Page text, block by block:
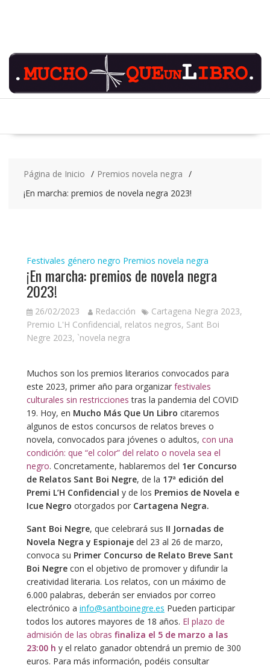
Página de Inicio
Premios novela negra
¡En marcha: premios de novela negra 2023!
Festivales género negro Premios novela negra
¡En marcha: premios de novela negra
2023!
26/02/2023 Redacción Cartagena Negra 2023,
Premio L'H Confidencial, relatos negros, Sant Boi
Negre 2023, `novela negra
Muchos son los premios literarios convocados para
este 2023, primer año para organizar festivales
culturales sin restricciones tras la pandemia del COVID
19. Hoy, en Mucho Más Que Un Libro citaremos
algunos de estos concursos de relatos breves o
novela, convocados para jóvenes o adultos, con una
condición: que “el color” del relato o novela sea el
negro. Concretamente, hablaremos del 1er Concurso
de Relatos Sant Boi Negre, de la 17ª edición del
Premi L’H Confidencial y de los Premios de Novela e
Icue Negro otorgados por Cartagena Negra.
Sant Boi Negre, que celebrará sus II Jornadas de
Novela Negra y Espionajedel 23 al 26 de marzo,
convoca su Primer Concurso de Relato Breve Sant
Boi Negrecon el objetivo de promover y difundir la
creatividad literaria. Los relatos, con un máximo de
6.000 palabras, deberán ser enviados por correo
electrónico a info@santboinegre.es Pueden participar
todos los autores mayores de 18 años. El plazo de
admisión de las obras finaliza el 5 de marzo a las
23:00 h y el relato ganador obtendrá un premio de 300
euros. Para más información, podéis consultar